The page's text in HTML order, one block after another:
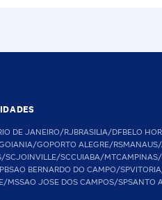
DE JANEIRO/RJBRASILIA/DFBELO
GOPORTO ALEGRE/RS
SCJOINVILLE/SCCUIABA/MT
SAO BERNARDO DO CAMPO/SP
MSSAO JOSE DOS CAMPOS/SPSANTO